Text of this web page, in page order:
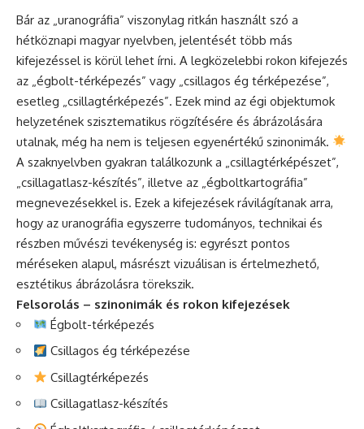
Bár az „uranográfia” viszonylag ritkán használt szó a
hétköznapi magyar nyelvben, jelentését több más
kifejezéssel is körül lehet írni. A legközelebbi rokon kifejezés
az „égbolt-térképezés” vagy „csillagos ég térképezése”,
esetleg „csillagtérképezés”. Ezek mind az égi objektumok
helyzetének szisztematikus rögzítésére és ábrázolására
utalnak, még ha nem is teljesen egyenértékű szinonimák.
A szaknyelvben gyakran találkozunk a „csillagtérképészet”,
„csillagatlasz-készítés”, illetve az „égboltkartográfia”
megnevezésekkel is. Ezek a kifejezések rávilágítanak arra,
hogy az uranográfia egyszerre tudományos, technikai és
részben művészi tevékenység is: egyrészt pontos
méréseken alapul, másrészt vizuálisan is értelmezhető,
esztétikus ábrázolásra törekszik.
Felsorolás – szinonimák és rokon kifejezések
Égbolt-térképezés
Csillagos ég térképezése
Csillagtérképezés
Csillagatlasz-készítés